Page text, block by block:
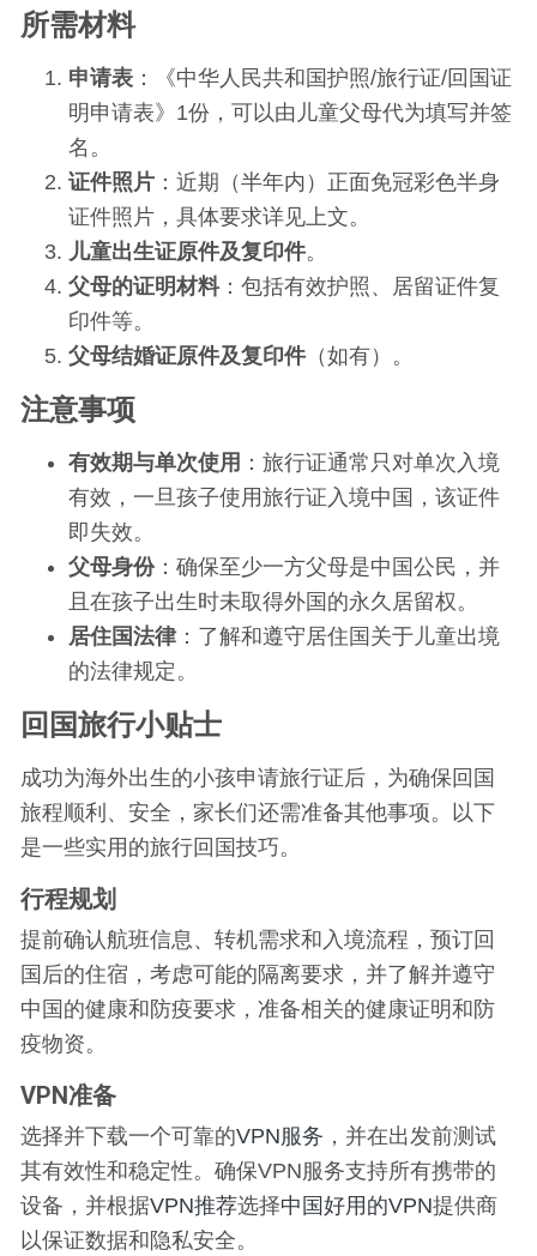
所需材料
申请表 ：《中华人民共和国护照/旅行证/回国证
明申请表》1份，可以由儿童父母代为填写并签
名​​​​。
证件照片 ：近期（半年内）正面免冠彩色半身
证件照片，具体要求详见上文​​​​。
儿童出生证原件及复印件​​。
父母的证明材料：包括有效护照、居留证件复
印件等​​。
父母结婚证原件及复印件 （如有）​​。
注意事项
有效期与单次使用 ：旅行证通常只对单次入境
有效，一旦孩子使用旅行证入境中国，该证件
即失效。
父母身份：确保至少一方父母是中国公民，并
且在孩子出生时未取得外国的永久居留权。
居住国法律：了解和遵守居住国关于儿童出境
的法律规定。
回国旅行小贴士
成功为海外出生的小孩申请旅行证后，为确保回国
旅程顺利、安全，家长们还需准备其他事项。以下
是一些实用的旅行回国技巧。
行程规划
提前确认航班信息、转机需求和入境流程，预订回
国后的住宿，考虑可能的隔离要求，并了解并遵守
中国的健康和防疫要求，准备相关的健康证明和防
疫物资。
VPN准备
选择并下载一个可靠的VPN服务 ，并在出发前测试
其有效性和稳定性。确保VPN服务支持所有携带的
设备，并根据VPN推荐选择中国好用的VPN提供商
以保证数据和隐私安全。